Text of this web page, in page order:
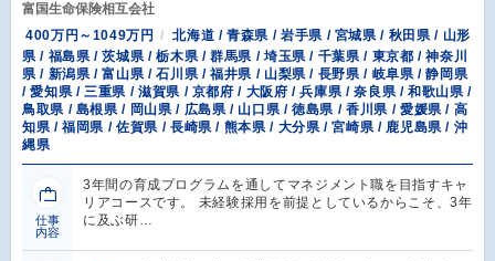
富国生命保険相互会社
400万円～1049万円
北海道 / 青森県 / 岩手県 / 宮城県 / 秋田県 / 山形
県 / 福島県 / 茨城県 / 栃木県 / 群馬県 / 埼玉県 / 千葉県 / 東京都 / 神奈川
県 / 新潟県 / 富山県 / 石川県 / 福井県 / 山梨県 / 長野県 / 岐阜県 / 静岡県
/ 愛知県 / 三重県 / 滋賀県 / 京都府 / 大阪府 / 兵庫県 / 奈良県 / 和歌山県 /
鳥取県 / 島根県 / 岡山県 / 広島県 / 山口県 / 徳島県 / 香川県 / 愛媛県 / 高
知県 / 福岡県 / 佐賀県 / 長崎県 / 熊本県 / 大分県 / 宮崎県 / 鹿児島県 / 沖
縄県
仕事
内容
3年間の育成プログラムを通してマネジメント職を目指すキャ
リアコースです。 未経験採用を前提としているからこそ、3年
に及ぶ研…